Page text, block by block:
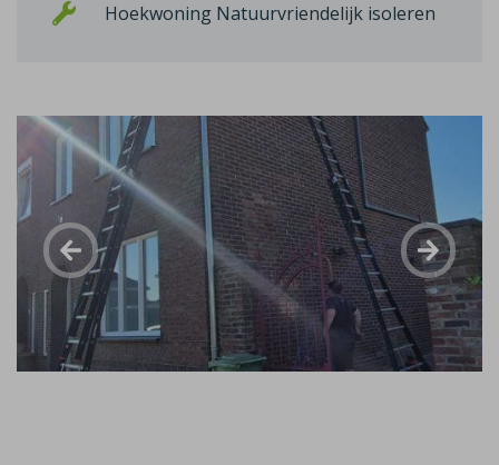
Hoekwoning Natuurvriendelijk isoleren